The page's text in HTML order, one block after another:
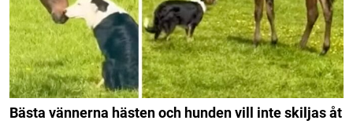
Bästa vännerna hästen och hunden vill inte skiljas åt